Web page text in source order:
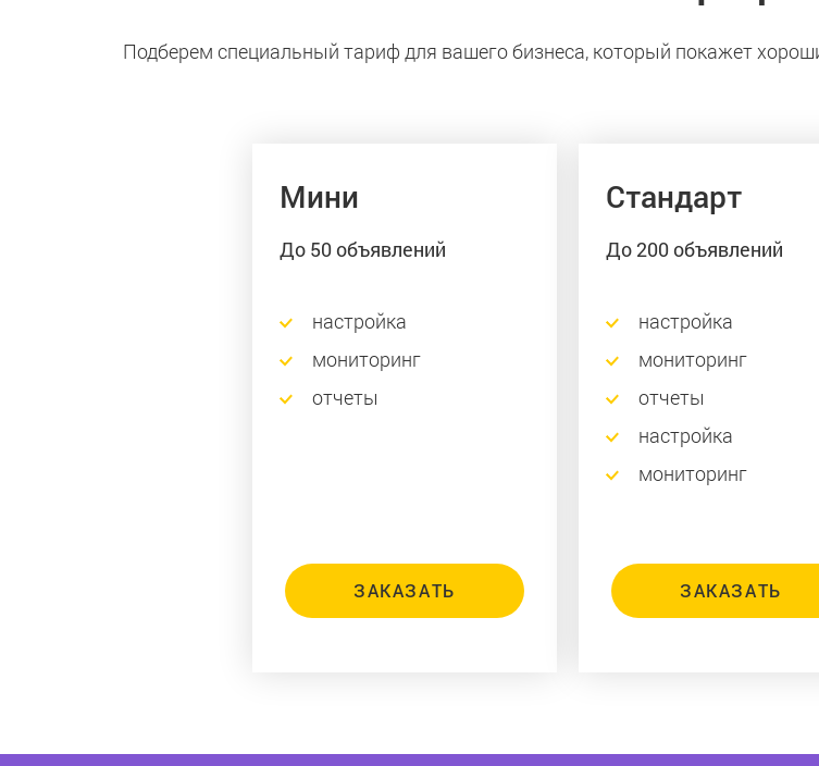
Подберем специальный тариф для вашего бизнеса, который покажет
Мини
До 50 объявлений
настройка
мониторинг
отчеты
ЗАКАЗАТЬ
Стандарт
До 200 объявлений
настройка
мониторинг
отчеты
настройка
мониторинг
ЗАКАЗАТЬ